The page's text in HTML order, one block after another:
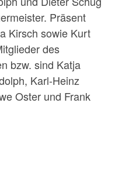
Präsent
Kirsch sowie Kurt
des
bzw. sind Katja
Karl-Heinz
Oster und Frank